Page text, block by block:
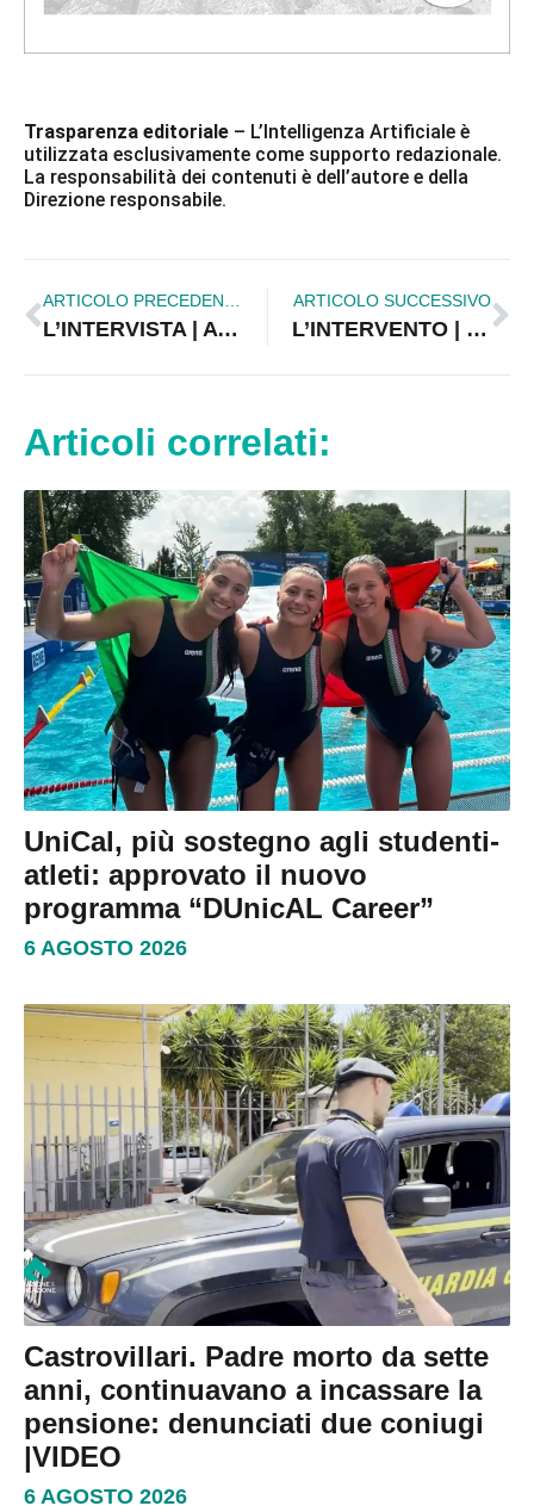
Trasparenza editoriale – L’Intelligenza Artificiale è
utilizzata esclusivamente come supporto redazionale.
La responsabilità dei contenuti è dell’autore e della
Direzione responsabile.
L’INTERVISTA | A 3 anni parlano già inglese? Il segreto della scuola che sorprende le famiglie | VIDEO
ARTICOLO SUCCESSIVO
L’INTERVENTO | Sen. Rapani: «Quattro vite spezzate, ora serve una risposta comune»
Articoli correlati:
UniCal, più sostegno agli studenti-
atleti: approvato il nuovo
programma “DUnicAL Career”
6 AGOSTO 2026
Castrovillari. Padre morto da sette
anni, continuavano a incassare la
pensione: denunciati due coniugi
|VIDEO
6 AGOSTO 2026